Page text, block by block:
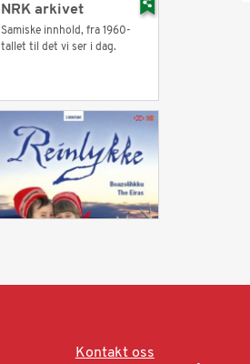
NRK arkivet
Samiske innhold, fra 1960-
tallet til det vi ser i dag.
Kontakt oss